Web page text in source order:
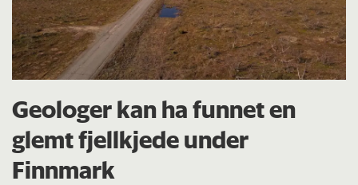
Geologer kan ha funnet en
glemt fjellkjede under
Finnmark